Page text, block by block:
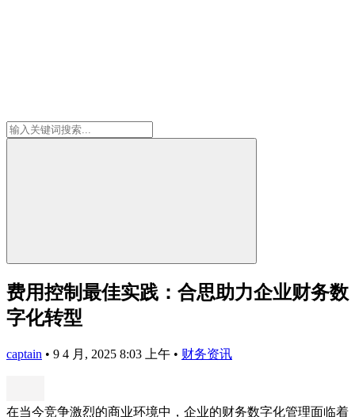
费用控制最佳实践：合思助力企业财务数
字化转型
captain • 9 4 月, 2025 8:03 上午 • 财务资讯
在当今竞争激烈的商业环境中，企业的财务数字化管理面临着